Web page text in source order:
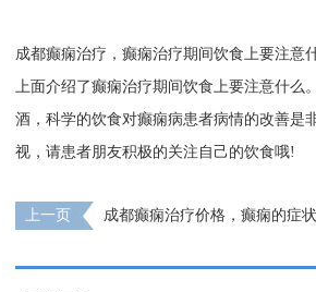
成都癫痫治疗，癫痫治疗期间饮食上要注意
上面介绍了癫痫治疗期间饮食上要注意什么
酒，科学的饮食对癫痫病患者病情的改善是
视，请患者朋友积极的关注自己的饮食哦!
上一页 成都癫痫治疗价格，癫痫的症